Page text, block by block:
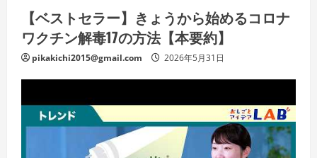
【ベストセラー】きょうから始めるコロナ
ワクチン解毒17の方法【本要約】
pikakichi2015@gmail.com 2026年5月31日